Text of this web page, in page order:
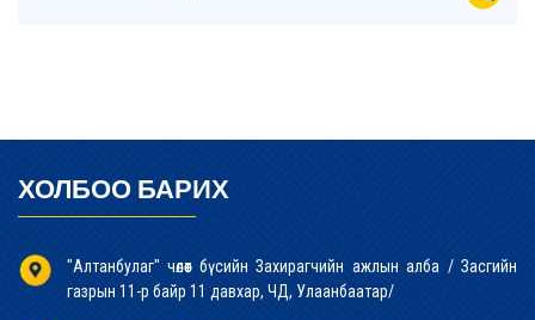
ХОЛБОО БАРИХ
"Алтанбулаг" чөлөөт бүсийн Захирагчийн ажлын алба / Засгийн
газрын 11-р байр 11 давхар, ЧД, Улаанбаатар/